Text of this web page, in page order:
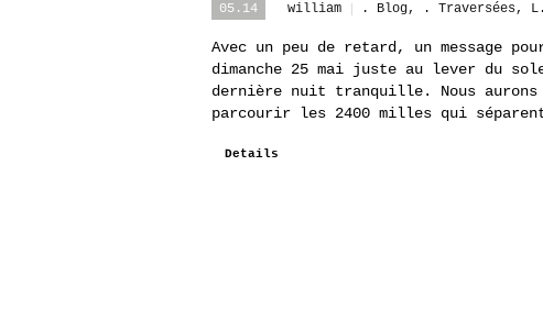
05.14 william . Blog, . Traversées,
Avec un peu de retard, un message
dimanche 25 mai juste au lever du
dernière nuit tranquille. Nous
parcourir les 2400 milles qui séparent
Details